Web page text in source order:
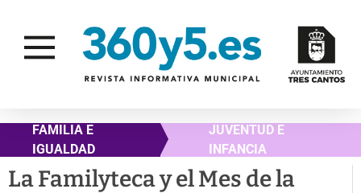
FAMILIA E
IGUALDAD
JUVENTUD E
INFANCIA
La Familyteca y el Mes de la